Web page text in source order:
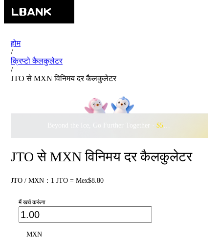
होम
/
क्रिप्टो कैलकुलेटर
/
JTO से MXN विनिमय दर कैलकुलेटर
Beyond the Ice, Go Further Together · $500,000
JTO से MXN विनिमय दर कैलकुलेटर
JTO / MXN：1 JTO = Mex$8.80
मैं खर्च करूंगा
MXN